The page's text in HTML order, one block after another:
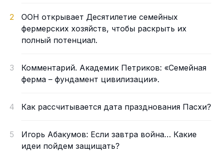
2
ООН открывает Десятилетие семейных
фермерских хозяйств, чтобы раскрыть их
полный потенциал.
3
Комментарий. Академик Петриков: «Семейная
ферма – фундамент цивилизации».
4 Как рассчитывается дата празднования Пасхи?
5
Игорь Абакумов: Если завтра война… Какие
идеи пойдем защищать?